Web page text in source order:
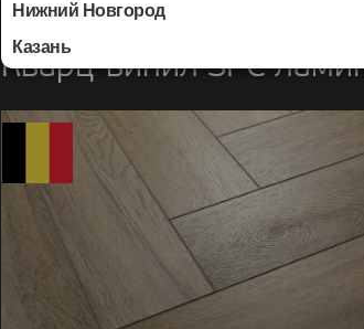
Нижний Новгород
Казань
Кварц-винил SPC